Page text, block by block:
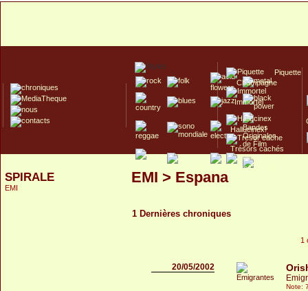
Piquette
Champagne
Immortel
Hallucinex!
Trésors cachés
Culte/Collector
SPIRALE
EMI
EMI > Espana
1 Dernières chroniques
1
20/05/2002
Note: